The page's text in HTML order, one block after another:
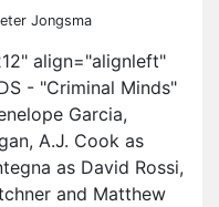
Jongsma
align="alignleft"
- "Criminal Minds"
Garcia,
A.J. Cook as
as David Rossi,
and Matthew